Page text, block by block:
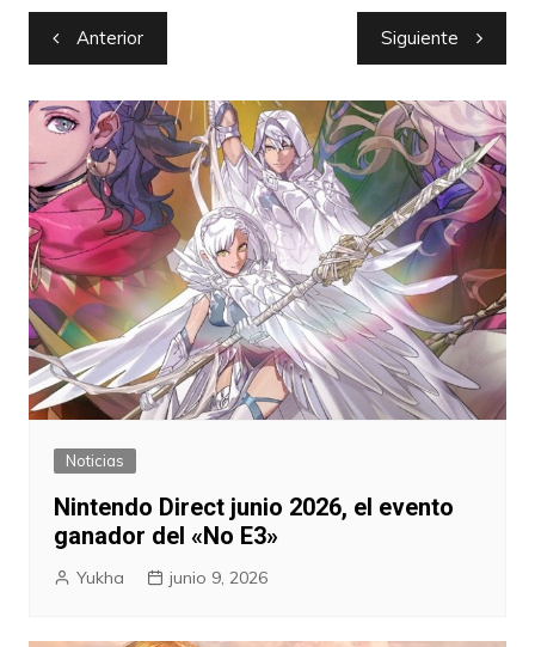
Navegación
de
entradas
Anterior Siguiente
Noticias
Nintendo Direct junio 2026, el evento
ganador del «No E3»
Yukha junio 9, 2026